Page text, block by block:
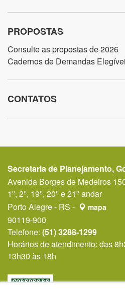
PROPOSTAS
Consulte as propostas de 2026
Cadernos de Demandas
CONTATOS
Secretaria de Planejamento,
Avenida Borges de Medeiros
1º, 2º, 19º, 20º e 21º andar
Porto Alegre - RS -
mapa
90119-900
Telefone: (51) 3288-1299
Horários de atendimento: das
13h30 às 18h